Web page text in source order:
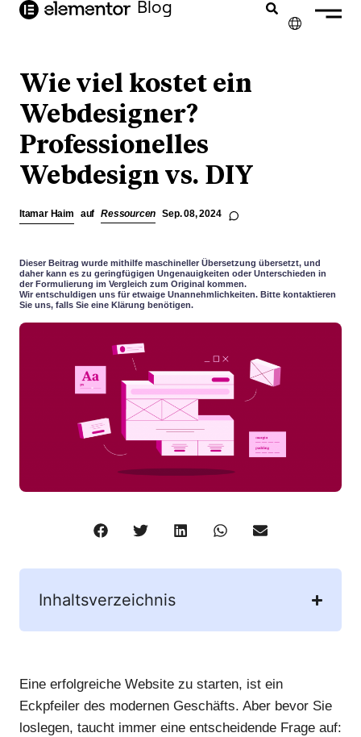
springen
Blog
ENGLISH
PORTUGUÊS
Wie viel kostet ein
Webdesigner?
Professionelles
Webdesign vs. DIY
Itamar Haim auf Ressourcen Sep. 08, 2024
Dieser Beitrag wurde mithilfe maschineller Übersetzung übersetzt, und
daher kann es zu geringfügigen Ungenauigkeiten oder Unterschieden in
der Formulierung im Vergleich zum Original kommen.
Wir entschuldigen uns für etwaige Unannehmlichkeiten. Bitte kontaktieren
Sie uns, falls Sie eine Klärung benötigen.
Inhaltsverzeichnis
Eine erfolgreiche Website zu starten, ist ein
Eckpfeiler des modernen Geschäfts. Aber bevor Sie
loslegen, taucht immer eine entscheidende Frage auf: